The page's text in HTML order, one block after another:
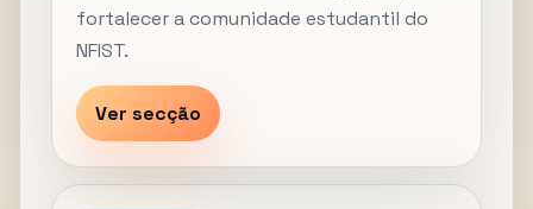
fortalecer a comunidade estudantil do
NFIST.
Ver secção